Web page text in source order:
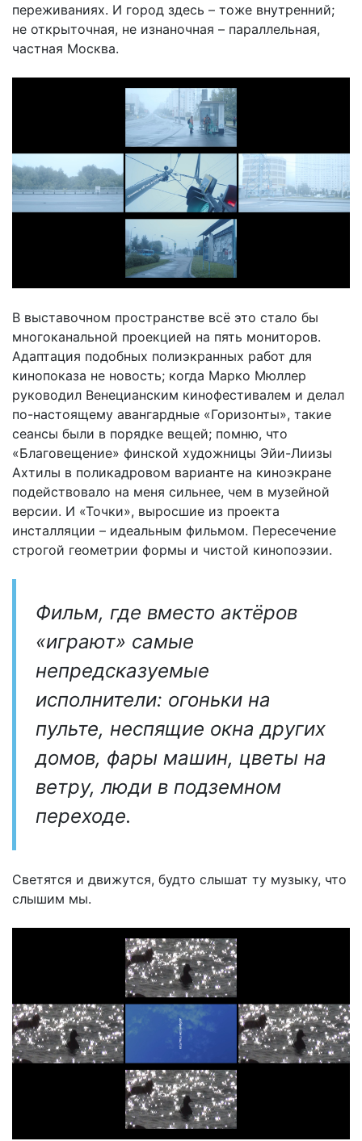
переживаниях. И город здесь – тоже внутренний;
не открыточная, не изнаночная – параллельная,
частная Москва.
В выставочном пространстве всё это стало бы
многоканальной проекцией на пять мониторов.
Адаптация подобных полиэкранных работ для
кинопоказа не новость; когда Марко Мюллер
руководил Венецианским кинофестивалем и делал
по-настоящему авангардные «Горизонты», такие
сеансы были в порядке вещей; помню, что
«Благовещение» финской художницы Эйи-Лиизы
Ахтилы в поликадровом варианте на киноэкране
подействовало на меня сильнее, чем в музейной
версии. И «Точки», выросшие из проекта
инсталляции – идеальным фильмом. Пересечение
строгой геометрии формы и чистой кинопоэзии.
Фильм, где вместо актёров
«играют» самые
непредсказуемые
исполнители: огоньки на
пульте, неспящие окна других
домов, фары машин, цветы на
ветру, люди в подземном
переходе.
Светятся и движутся, будто слышат ту музыку, что
слышим мы.